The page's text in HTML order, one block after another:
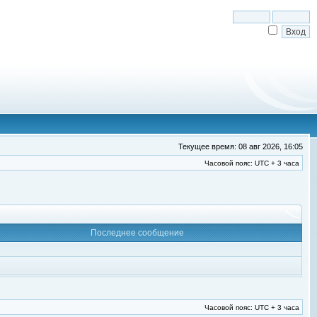
Текущее время: 08 авг 2026, 16:05
Часовой пояс: UTC + 3 часа
Последнее сообщение
Часовой пояс: UTC + 3 часа